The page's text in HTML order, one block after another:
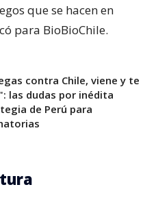
que se hacen en
para BioBioChile.
contra Chile, viene y te
las dudas por inédita
de Perú para